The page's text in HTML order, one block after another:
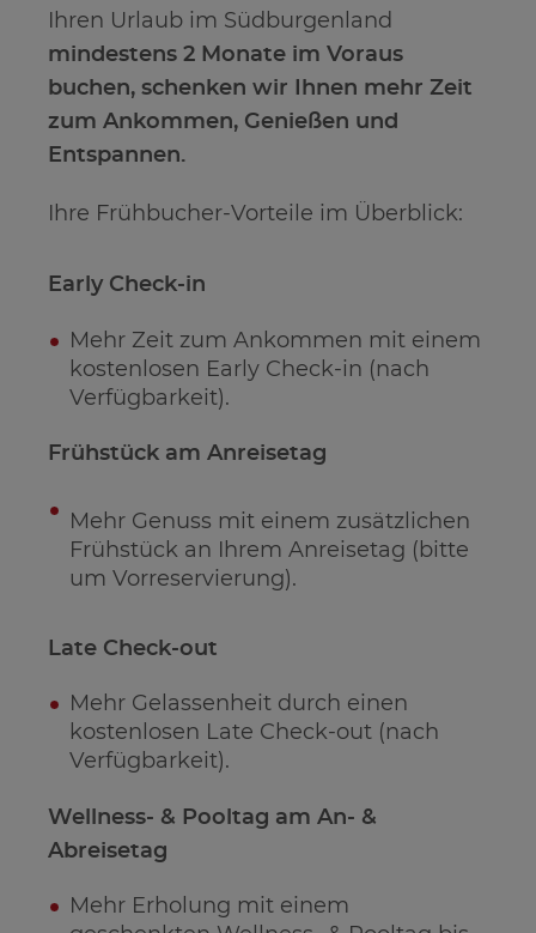
Ihren Urlaub im Südburgenland
mindestens 2 Monate im Voraus
buchen, schenken wir Ihnen mehr Zeit
zum Ankommen, Genießen und
Entspannen.
Ihre Frühbucher-Vorteile im Überblick:
Early Check-in
Mehr Zeit zum Ankommen mit einem
kostenlosen Early Check-in (nach
Verfügbarkeit).
Frühstück am Anreisetag
Mehr Genuss mit einem zusätzlichen
Frühstück an Ihrem Anreisetag (bitte
um Vorreservierung).
Late Check-out
Mehr Gelassenheit durch einen
kostenlosen Late Check-out (nach
Verfügbarkeit).
Wellness- & Pooltag am An- &
Abreisetag
Mehr Erholung mit einem